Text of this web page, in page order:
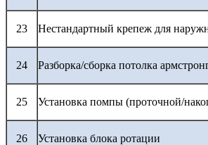
23 Нестандартный крепеж для
24 Разборка/сборка потолка
25 Установка помпы (проточной/
26 Установка блока ротации